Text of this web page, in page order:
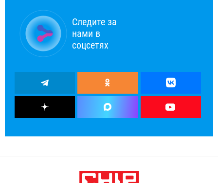
Следите за
нами в
соцсетях